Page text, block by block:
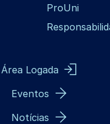
ProUni
Área Logada
Eventos
Notícias